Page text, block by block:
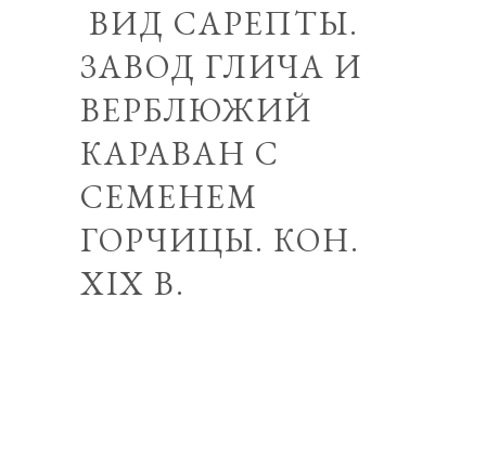
ВИД САРЕПТЫ.
ЗАВОД ГЛИЧА И
ВЕРБЛЮЖИЙ
КАРАВАН С
СЕМЕНЕМ
ГОРЧИЦЫ. КОН.
XIX В.